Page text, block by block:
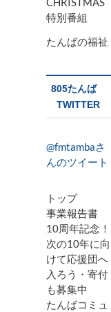
特別番組
たんばの福祉
805たんば
TWITTER
@fmtambaさ
んのツイート
トップ
事業報告書
10周年記念！
次の10年に向
けて応援団へ
入ろう・寄付
も募集中
たんばコミュ